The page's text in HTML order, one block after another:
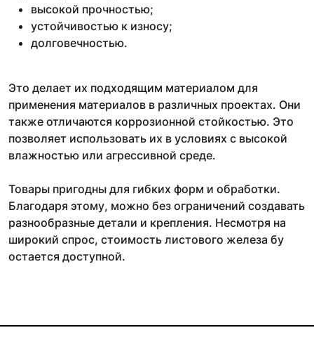
высокой прочностью;
устойчивостью к износу;
долговечностью.
Это делает их подходящим материалом для
применения материалов в различных проектах. Они
также отличаются коррозионной стойкостью. Это
позволяет использовать их в условиях с высокой
влажностью или агрессивной среде.
Товары пригодны для гибких форм и обработки.
Благодаря этому, можно без ограничений создавать
разнообразные детали и крепления. Несмотря на
широкий спрос, стоимость листового железа бу
остается доступной.